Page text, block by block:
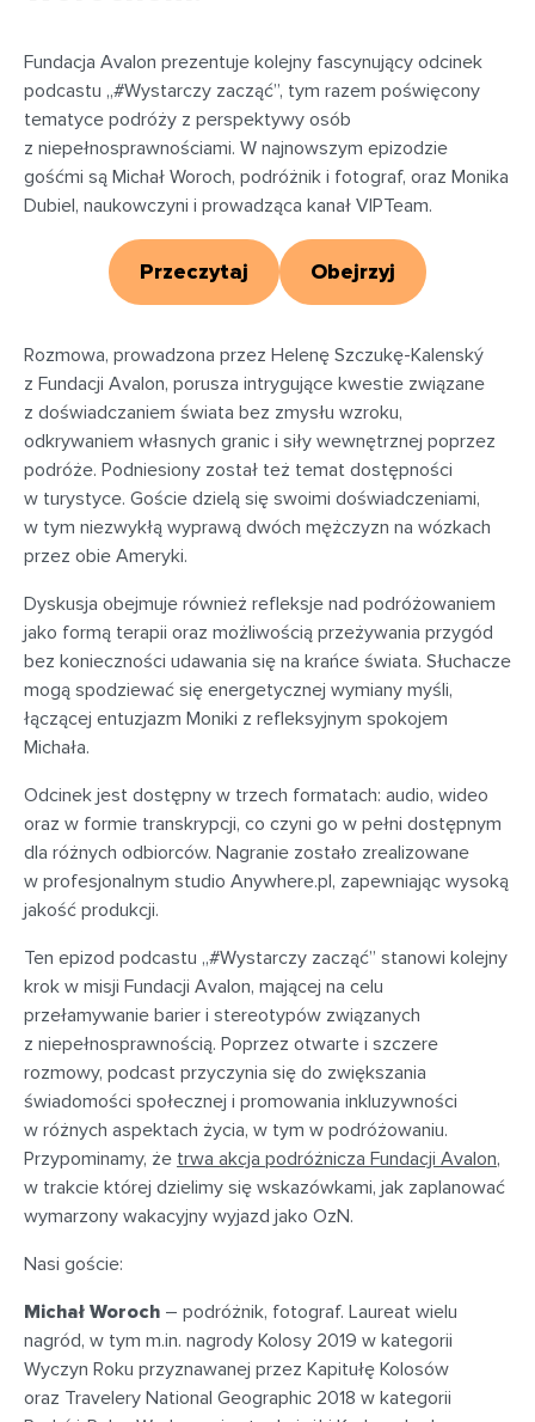
Fundacja Avalon prezentuje kolejny fascynujący odcinek
podcastu „#Wystarczy zacząć”, tym razem poświęcony
tematyce podróży z perspektywy osób
z niepełnosprawnościami. W najnowszym epizodzie
gośćmi są Michał Woroch, podróżnik i fotograf, oraz Monika
Dubiel, naukowczyni i prowadząca kanał VIPTeam.
Przeczytaj Obejrzyj
Rozmowa, prowadzona przez Helenę Szczukę-Kalenský
z Fundacji Avalon, porusza intrygujące kwestie związane
z doświadczaniem świata bez zmysłu wzroku,
odkrywaniem własnych granic i siły wewnętrznej poprzez
podróże. Podniesiony został też temat dostępności
w turystyce. Goście dzielą się swoimi doświadczeniami,
w tym niezwykłą wyprawą dwóch mężczyzn na wózkach
przez obie Ameryki.
Dyskusja obejmuje również refleksje nad podróżowaniem
jako formą terapii oraz możliwością przeżywania przygód
bez konieczności udawania się na krańce świata. Słuchacze
mogą spodziewać się energetycznej wymiany myśli,
łączącej entuzjazm Moniki z refleksyjnym spokojem
Michała.
Odcinek jest dostępny w trzech formatach: audio, wideo
oraz w formie transkrypcji, co czyni go w pełni dostępnym
dla różnych odbiorców. Nagranie zostało zrealizowane
w profesjonalnym studio Anywhere.pl, zapewniając wysoką
jakość produkcji.
Ten epizod podcastu „#Wystarczy zacząć” stanowi kolejny
krok w misji Fundacji Avalon, mającej na celu
przełamywanie barier i stereotypów związanych
z niepełnosprawnością. Poprzez otwarte i szczere
rozmowy, podcast przyczynia się do zwiększania
świadomości społecznej i promowania inkluzywności
w różnych aspektach życia, w tym w podróżowaniu.
Przypominamy, że trwa akcja podróżnicza Fundacji Avalon,
w trakcie której dzielimy się wskazówkami, jak zaplanować
wymarzony wakacyjny wyjazd jako OzN.
Nasi goście:
Michał Woroch – podróżnik, fotograf. Laureat wielu
nagród, w tym m.in. nagrody Kolosy 2019 w kategorii
Wyczyn Roku przyznawanej przez Kapitułę Kolosów
oraz Travelery National Geographic 2018 w kategorii